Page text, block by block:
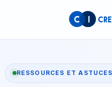
RESSOURCES ET ASTUCES